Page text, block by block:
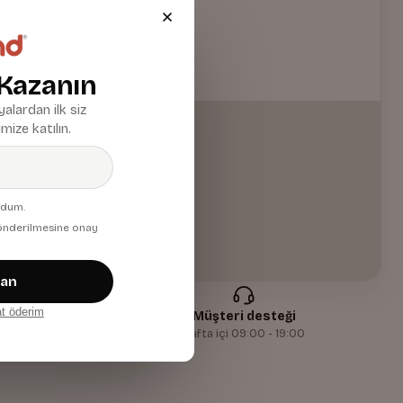
Müşteri desteği
Hafta içi 09:00 - 19:00
ilk siz
katılın.
onay
öderim